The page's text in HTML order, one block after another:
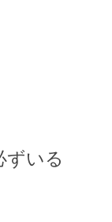
ずいる